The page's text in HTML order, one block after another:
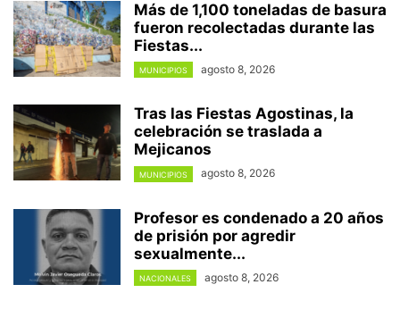
Más de 1,100 toneladas de basura
fueron recolectadas durante las
Fiestas...
MUNICIPIOS agosto 8, 2026
Tras las Fiestas Agostinas, la
celebración se traslada a
Mejicanos
MUNICIPIOS agosto 8, 2026
Profesor es condenado a 20 años
de prisión por agredir
sexualmente...
NACIONALES agosto 8, 2026